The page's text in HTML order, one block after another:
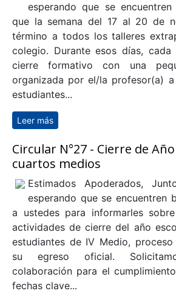
esperando que se
que la semana del 17 al 20 de
término a todos los talleres
colegio. Durante esos días,
cierre formativo con una
organizada por el/la profesor(a)
estudiantes...
Leer más
Circular N°27 - Cierre de
cuartos medios
Estimados Apoderados,
esperando que se encuentren
a ustedes para informarles
actividades de cierre del año
estudiantes de IV Medio,
su egreso oficial.
colaboración para el
fechas clave...